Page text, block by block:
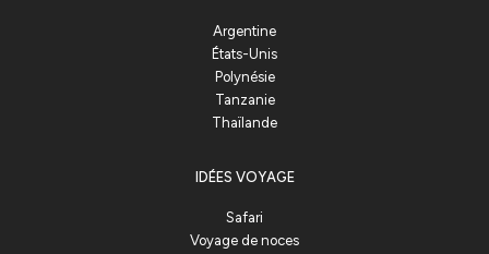
Argentine
États-Unis
Polynésie
Tanzanie
Thaïlande
IDÉES VOYAGE
Safari
Voyage de noces